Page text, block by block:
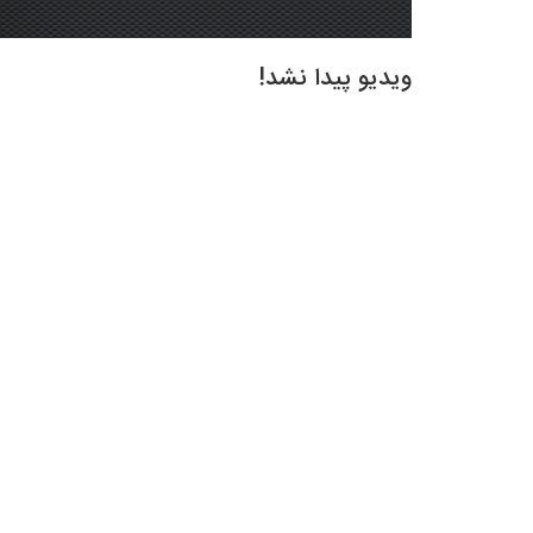
ویدیو پیدا نشد!